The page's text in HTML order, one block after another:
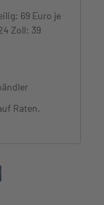
69 Euro je
Zoll: 39
Raten,